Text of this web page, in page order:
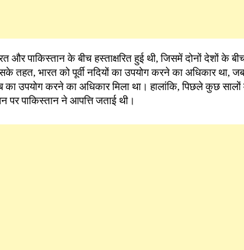
और पाकिस्तान के बीच हस्ताक्षरित हुई थी, जिसमें दोनों देशों के
तहत, भारत को पूर्वी नदियों का उपयोग करने का अधिकार था,
उपयोग करने का अधिकार मिला था। हालांकि, पिछले कुछ सालों
पर पाकिस्तान ने आपत्ति जताई थी।